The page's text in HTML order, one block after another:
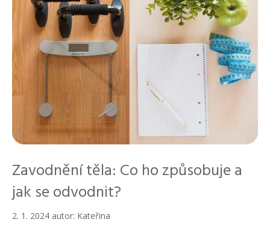
Zavodnění těla: Co ho způsobuje a
jak se odvodnit?
2. 1. 2024 autor: Kateřina